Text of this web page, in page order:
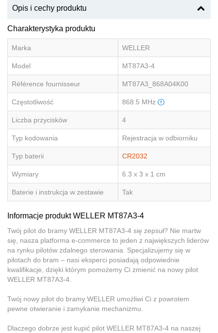
Opis i cechy produktu
Charakterystyka produktu
Marka WELLER
Model MT87A3-4
Référence fournisseur MT87A3_868A04K00
Częstotliwość 868.5 MHz
Liczba przycisków 4
Typ kodowania Rejestracja w odbiorniku
Typ baterii CR2032
Wymiary 6.3 x 3 x 1 cm
Baterie i instrukcja w zestawie Tak
Informacje produkt WELLER MT87A3-4
Twój pilot do bramy WELLER MT87A3-4 się zepsuł? Nie martw
się, nasza platforma e-commerce to jeden z największych liderów
na rynku pilotów zdalnego sterowania. Specjalizujemy się w
pilotach do bram – nasi eksperci posiadają odpowiednie
kwalifikacje, dzięki którym pomożemy Ci zmienić na nowy pilot
WELLER MT87A3-4.
Twój nowy pilot do bramy WELLER umożliwi Ci z powrotem
pewne otwieranie i zamykanie mechanizmu.
Dlaczego dobrze jest kupić pilot WELLER MT87A3-4 na naszej